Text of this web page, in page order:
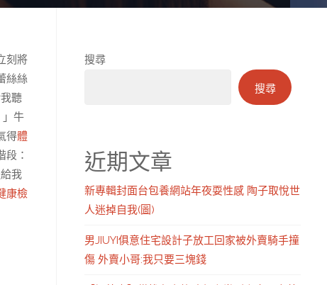
刻將
絲絲
聽
」牛
得體
段：
我
康檢
搜尋
搜尋
近期文章
新專輯封面台包養網站年夜耍性感 陶子取悅世
人迷掉自我(圖)
男JIUYI俱意住宅設計子放工回家被外賣騎手撞
傷 外賣小哥:我只要三塊錢